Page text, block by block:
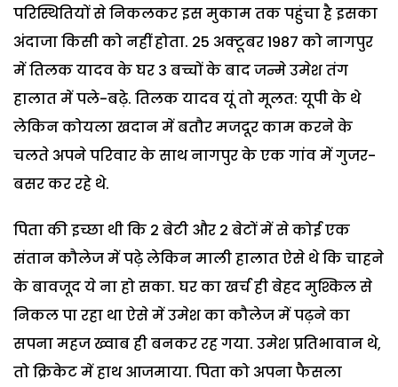
परिस्थितियों से निकलकर इस मुकाम तक पहुंचा है इसका
अंदाजा किसी को नहीं होता. 25 अक्टूबर 1987 को नागपुर
में तिलक यादव के घर 3 बच्चों के बाद जन्मे उमेश तंग
हालात में पले-बढ़े. तिलक यादव यूं तो मूलत: यूपी के थे
लेकिन कोयला खदान में बतौर मजदूर काम करने के
चलते अपने परिवार के साथ नागपुर के एक गांव में गुजर-
बसर कर रहे थे.
पिता की इच्छा थी कि 2 बेटी और 2 बेटों में से कोई एक
संतान कौलेज में पढ़े लेकिन माली हालात ऐसे थे कि चाहने
के बावजूद ये ना हो सका. घर का खर्च ही बेहद मुश्किल से
निकल पा रहा था ऐसे में उमेश का कौलेज में पढ़ने का
सपना महज ख्वाब ही बनकर रह गया. उमेश प्रतिभावान थे,
तो क्रिकेट में हाथ आजमाया. पिता को अपना फैसला